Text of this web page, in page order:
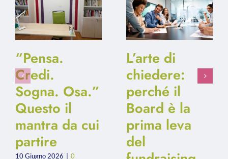
“Pensa.
Credi.
Sogna. Osa.”
Questo il
mantra da cui
partire
10 Giugno 2026 0
L’arte di
chiedere:
perché il
Board è la
prima leva
del